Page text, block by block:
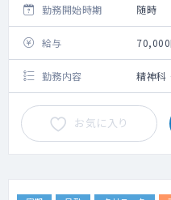
勤務開始時期
随時
給与 70,000
勤務内容 精神科
お気に入り